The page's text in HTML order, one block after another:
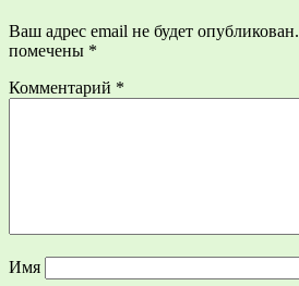
Ваш адрес email не будет опубликован.
помечены *
Комментарий *
Имя